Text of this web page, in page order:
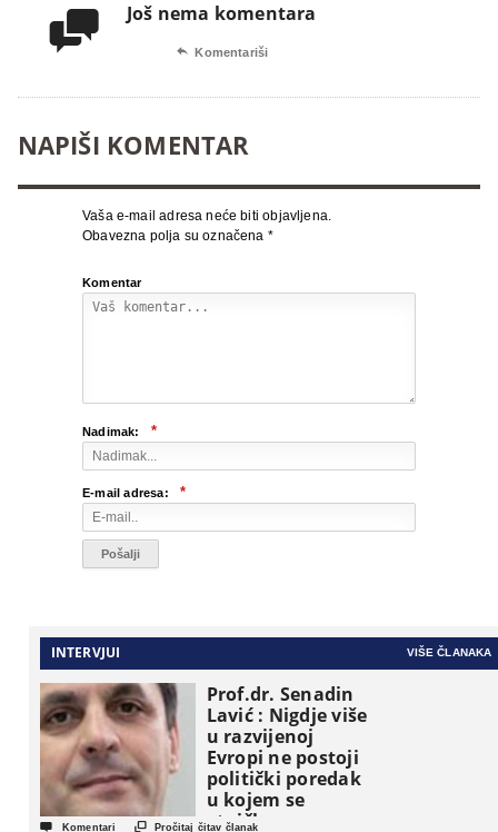
 Još nema komentara
 Komentariši
NAPIŠI KOMENTAR
Vaša e-mail adresa neće biti objavljena.
Obavezna polja su označena *
Komentar
Nadimak: *
E-mail adresa: *
INTERVJUI VIŠE ČLANAKA
Prof.dr. Senadin
Lavić : Nigdje više
u razvijenoj
Evropi ne postoji
politički poredak
u kojem se
etničke grupe
 Komentari  Pročitaj čitav članak